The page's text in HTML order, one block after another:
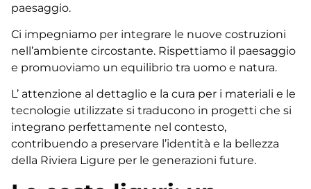
paesaggio.
Ci impegniamo per integrare le nuove costruzioni
nell’ambiente circostante. Rispettiamo il paesaggio
e promuoviamo un equilibrio tra uomo e natura.
L’ attenzione al dettaglio e la cura per i materiali e le
tecnologie utilizzate si traducono in progetti che si
integrano perfettamente nel contesto,
contribuendo a preservare l’identità e la bellezza
della Riviera Ligure per le generazioni future.